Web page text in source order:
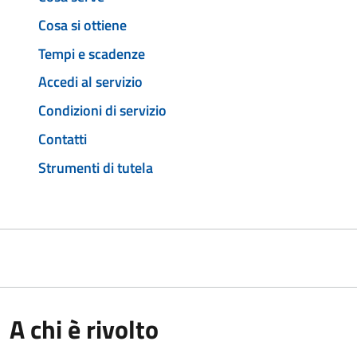
Cosa si ottiene
Tempi e scadenze
Accedi al servizio
Condizioni di servizio
Contatti
Strumenti di tutela
A chi è rivolto